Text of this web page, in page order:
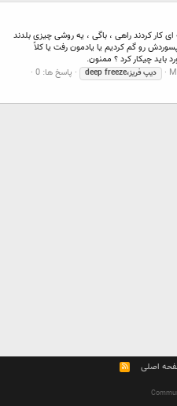
کار کردند راهی ، باگی ، یه روشی چیزی بلدند
پسوردش رو گم کردیم یا یادمون رفت یا کلاً
چیکار کرد ؟ ممنون.
دیپ فریز،deepfreeze
پاسخ ها: 0
اصلی
R
S